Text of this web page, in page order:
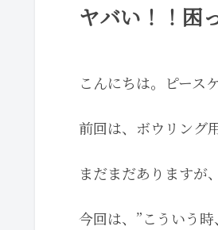
ヤバい！！困
こんにちは。ピースケ
前回は、ボウリング
まだまだありますが
今回は、”こういう